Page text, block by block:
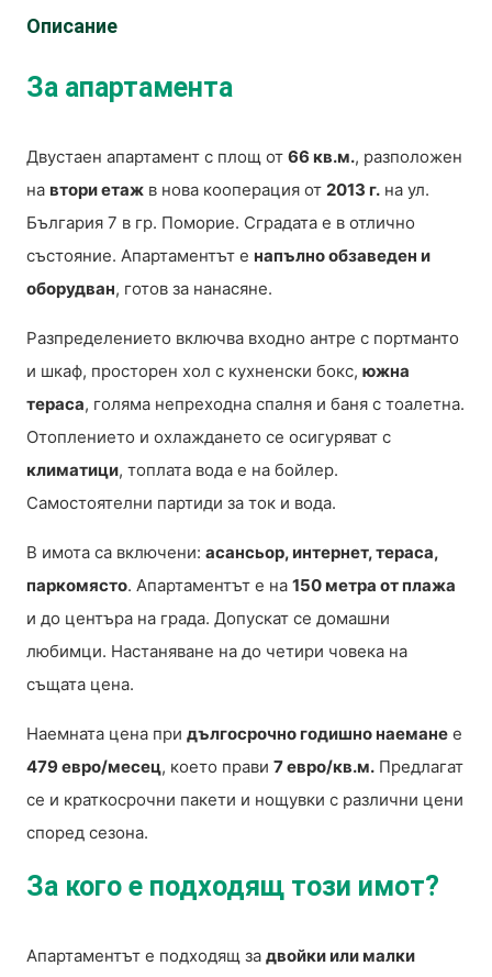
Описание
За апартамента
Двустаен апартамент с площ от 66 кв.м., разположен
на втори етаж в нова кооперация от 2013 г. на ул.
България 7 в гр. Поморие. Сградата е в отлично
състояние. Апартаментът е напълно обзаведен и
оборудван, готов за нанасяне.
Разпределението включва входно антре с портманто
и шкаф, просторен хол с кухненски бокс, южна
тераса, голяма непреходна спалня и баня с тоалетна.
Отоплението и охлаждането се осигуряват с
климатици, топлата вода е на бойлер.
Самостоятелни партиди за ток и вода.
В имота са включени: асансьор, интернет, тераса,
паркомясто. Апартаментът е на 150 метра от плажа
и до центъра на града. Допускат се домашни
любимци. Настаняване на до четири човека на
същата цена.
Наемната цена при дългосрочно годишно наемане е
479 евро/месец, което прави 7 евро/кв.м. Предлагат
се и краткосрочни пакети и нощувки с различни цени
според сезона.
За кого е подходящ този имот?
Апартаментът е подходящ за двойки или малки